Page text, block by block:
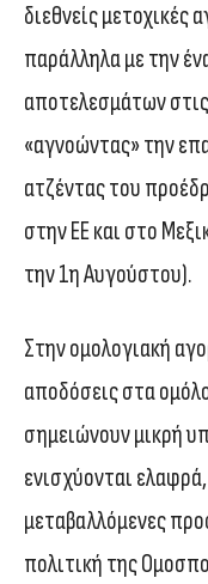
διεθνείς μετοχικές
παράλληλα με την
αποτελεσμάτων
«αγνοώντας» την
ατζέντας του
στην ΕΕ και στο
την 1η Αυγούστου).
Στην ομολογιακή
αποδόσεις στα
σημειώνουν μικρή
ενισχύονται
μεταβαλλόμενες
πολιτική της